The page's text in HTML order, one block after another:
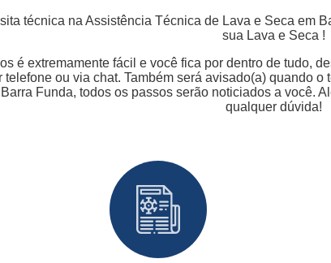
técnica na Assistência Técnica de Lava e Seca em
sua Lava e Seca !
é extremamente fácil e você fica por dentro de tudo,
ou via chat. Também será avisado(a) quando
Funda, todos os passos serão noticiados a você.
qualquer dúvida!